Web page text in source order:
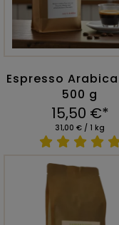
Espresso Arabica
500 g
15,50 €*
31,00 € / 1 kg